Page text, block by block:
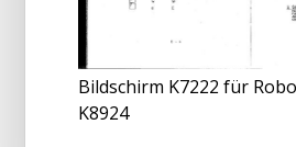
Bildschirm K7222 für
K8924